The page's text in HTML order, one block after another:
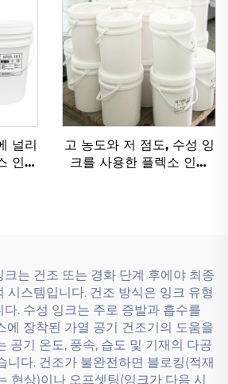
널리
인쇄
고 농도와 저 점도, 수성 잉
크를 사용한 플렉소 인쇄
는 건조 또는 경화 단계 후에야 최종
시스템입니다. 건조 방식은 잉크 유형
. 수성 잉크는 주로 증발과 흡수를
에 장착된 가열 공기 건조기의 도움을
공기 온도, 풍속, 습도 및 기재의 다공
니다. 건조가 불완전하면 블로킹(적재
현상)이나 오프셋팅(잉크가 다음 시